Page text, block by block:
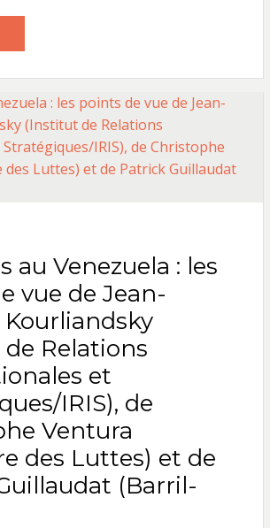
au Venezuela : les
vue de Jean-
Kourliandsky
Relations
et
IRIS), de
Ventura
des Luttes) et de
(Barril-